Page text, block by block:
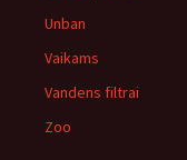
Unban
Vaikams
Vandens filtrai
Zoo